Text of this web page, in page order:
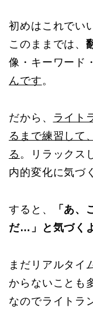
初めはこれでい
このままでは、
像・キーワード
んです。
だから、
ライト
るまで練習して
る 。リラックス
内的変化に気づ
すると、
「あ
だ…」と気づく
まだリアルタイ
からないことも
なのでライトラ